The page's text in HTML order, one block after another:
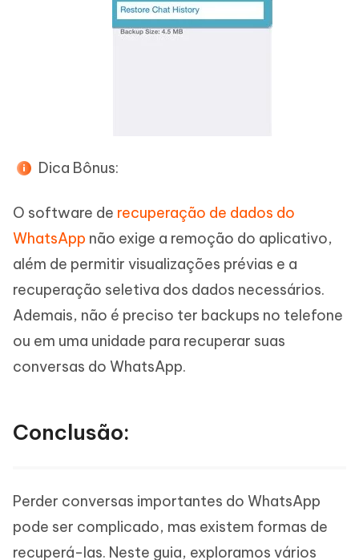
Dica Bônus:
O software de recuperação de dados do
WhatsApp não exige a remoção do aplicativo,
além de permitir visualizações prévias e a
recuperação seletiva dos dados necessários.
Ademais, não é preciso ter backups no telefone
ou em uma unidade para recuperar suas
conversas do WhatsApp.
Conclusão:
Perder conversas importantes do WhatsApp
pode ser complicado, mas existem formas de
recuperá-las. Neste guia, exploramos vários